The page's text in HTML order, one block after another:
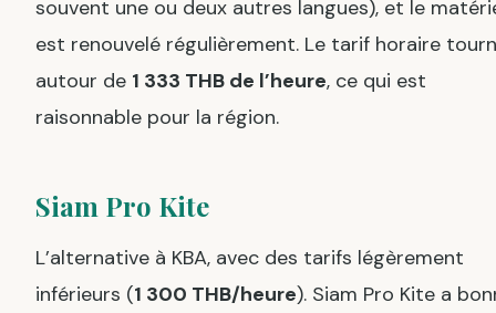
souvent une ou deux autres langues), et le
est renouvelé régulièrement. Le tarif horaire
autour de 1 333 THB de l’heure, ce qui est
raisonnable pour la région.
Siam Pro Kite
L’alternative à KBA, avec des tarifs légèrement
inférieurs (1 300 THB/heure). Siam Pro Kite a